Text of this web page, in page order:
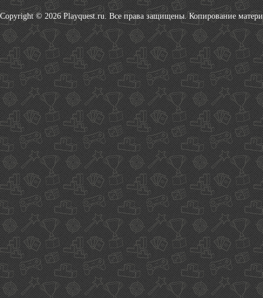
Copyright © 2026 Playquest.ru. Все права защищены. Копирование